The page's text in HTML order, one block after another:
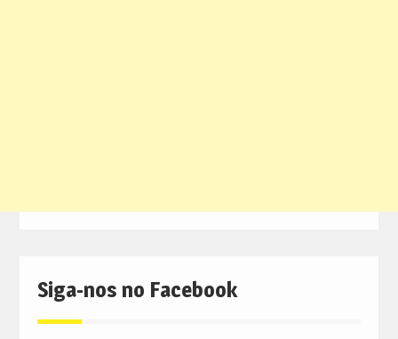
Siga-nos no Facebook